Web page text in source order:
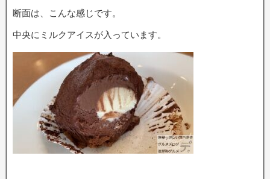
断面は、こんな感じです。
中央にミルクアイスが入っています。